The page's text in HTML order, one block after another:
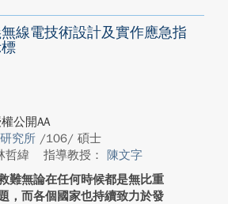
線電技術設計及實作應急指
公開AA
究所 /106/ 碩士
哲緯
指導教授： 陳文字
難無論在任何時候都是無比重
，而各個國家也持續致力於發